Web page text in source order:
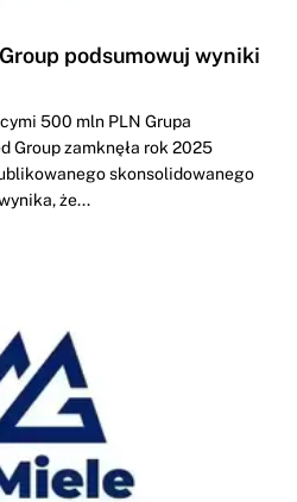
podsumowuj wyniki
500 mln PLN Grupa
Group zamknęła rok 2025
skonsolidowanego
że...